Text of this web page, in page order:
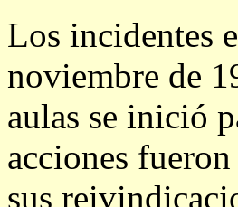
Los incidentes
noviembre de
aulas se inició
acciones
sus